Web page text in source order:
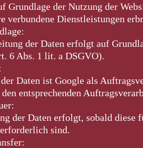
Grundlage der Nutzung der
verbundene Dienstleistungen
der Daten erfolgt auf
6 Abs. 1 lit. a DSGVO).
Daten ist Google als
entsprechenden
der Daten erfolgt, sobald diese
sind.